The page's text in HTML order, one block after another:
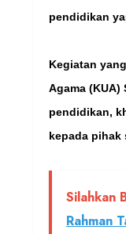
pendidikan
Kegiatan
Agama
pendidikan,
kepada pihak
Silahkan
Rahman